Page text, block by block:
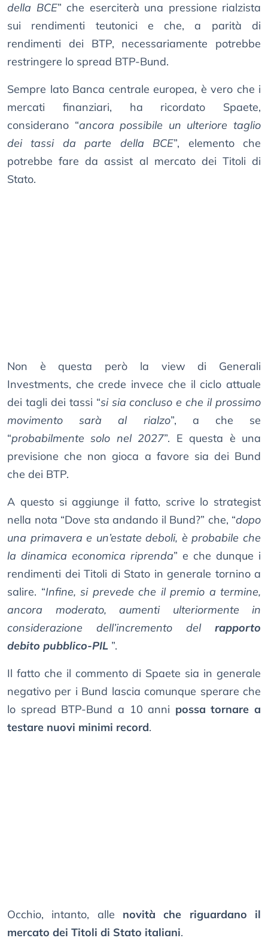
della BCE” che eserciterà una pressione rialzista
sui rendimenti teutonici e che, a parità di
rendimenti dei BTP, necessariamente potrebbe
restringere lo spread BTP-Bund.
Sempre lato Banca centrale europea, è vero che i
mercati finanziari, ha ricordato Spaete,
considerano “ancora possibile un ulteriore taglio
dei tassi da parte della BCE”, elemento che
potrebbe fare da assist al mercato dei Titoli di
Stato.
Non è questa però la view di Generali
Investments, che crede invece che il ciclo attuale
dei tagli dei tassi “si sia concluso e che il prossimo
movimento sarà al rialzo”, a che se
“probabilmente solo nel 2027”. E questa è una
previsione che non gioca a favore sia dei Bund
che dei BTP.
A questo si aggiunge il fatto, scrive lo strategist
nella nota “Dove sta andando il Bund?” che, “dopo
una primavera e un’estate deboli, è probabile che
la dinamica economica riprenda” e che dunque i
rendimenti dei Titoli di Stato in generale tornino a
salire. “Infine, si prevede che il premio a termine,
ancora moderato, aumenti ulteriormente in
considerazione dell’incremento del rapporto
debito pubblico-PIL ”.
Il fatto che il commento di Spaete sia in generale
negativo per i Bund lascia comunque sperare che
lo spread BTP-Bund a 10 anni possa tornare a
testare nuovi minimi record.
Occhio, intanto, alle novità che riguardano il
mercato dei Titoli di Stato italiani.